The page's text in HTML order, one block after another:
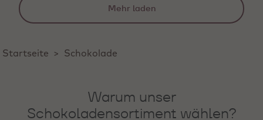
Mehr laden
Startseite > Schokolade
Warum unser
Schokoladensortiment wählen?